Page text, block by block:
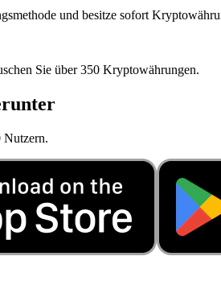
und besitze sofort
Sie über 350 Kryptowährungen.
Nutzern.